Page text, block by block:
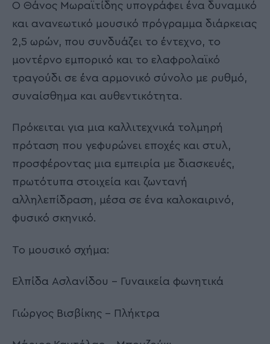
«Τραγούδια που Ενώνουν!»
Ο Θάνος Μωραϊτίδης υπογράφει ένα δυναμικό
και ανανεωτικό μουσικό πρόγραμμα διάρκειας
2,5 ωρών, που συνδυάζει το έντεχνο, το
μοντέρνο εμπορικό και το ελαφρολαϊκό
τραγούδι σε ένα αρμονικό σύνολο με ρυθμό,
συναίσθημα και αυθεντικότητα.
Πρόκειται για μια καλλιτεχνικά τολμηρή
πρόταση που γεφυρώνει εποχές και στυλ,
προσφέροντας μια εμπειρία με διασκευές,
πρωτότυπα στοιχεία και ζωντανή
αλληλεπίδραση, μέσα σε ένα καλοκαιρινό,